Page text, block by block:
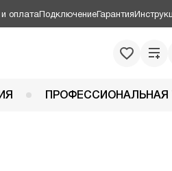
оплатаПодключениеГарантия
ПРОФЕССИОНАЛЬНАЯ